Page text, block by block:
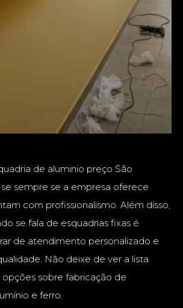
de aluminio preço São
sempre se a empresa oferece
com profissionalismo. Além disso,
se fala de esquadrias fixas é
de atendimento personalizado e
Não deixe de ver a lista
sobre fabricação de
e ferro.